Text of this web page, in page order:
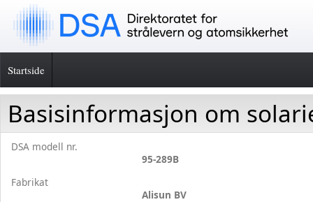
Startside
Basisinformasjon om
DSA modell nr.
95-289B
Fabrikat
Alisun BV